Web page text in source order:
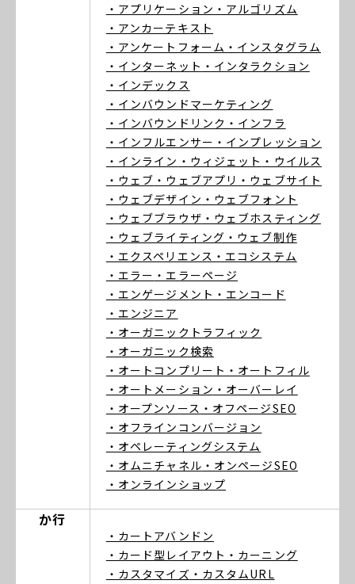
・アプリケーション ・アルゴリズム
・アンカーテキスト
・アンケートフォーム ・インスタグラム
・インターネット ・インタラクション
・インデックス
・インバウンドマーケティング
・インバウンドリンク ・インフラ
・インフルエンサー ・インプレッション
・インライン ・ウィジェット ・ウイルス
・ウェブ ・ウェブアプリ ・ウェブサイト
・ウェブデザイン ・ウェブフォント
・ウェブブラウザ ・ウェブホスティング
・ウェブライティング ・ウェブ制作
・エクスペリエンス ・エコシステム
・エラー ・エラーページ
・エンゲージメント ・エンコード
・エンジニア
・オーガニックトラフィック
・オーガニック検索
・オートコンプリート ・オートフィル
・オートメーション ・オーバーレイ
・オープンソース ・オフページSEO
・オフラインコンバージョン
・オペレーティングシステム
・オムニチャネル ・オンページSEO
・オンラインショップ
か行
・カートアバンドン
・カード型レイアウト ・カーニング
・カスタマイズ ・カスタムURL